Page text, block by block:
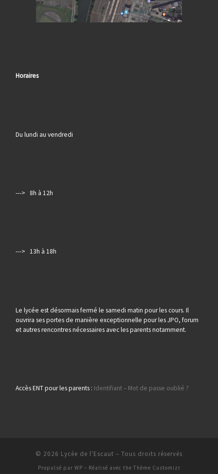
Horaires
Du lundi au vendredi
---> 8h à 12h
---> 13h à 18h
Le lycée est désormais fermé le samedi matin pour les cours. Il
ouvrira ses portes de manière exceptionnelle pour les JPO, forum
et autres rencontres nécessaires avec les parents notamment.
Accès ENT pour les parents : Identifiant – Mot de passe oublié ?
© 2026 Lycée de l'Escaut – Tous droits réservés
Propulsé par WP – Réalisé avec the Thème Customizr